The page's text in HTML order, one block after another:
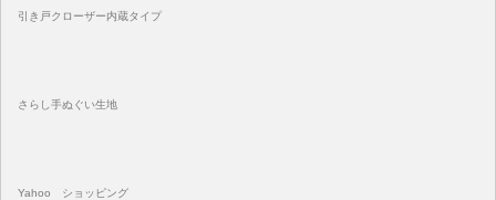
引き戸クローザー内蔵タイプ
さらし手ぬぐい生地
Yahoo ショッピング